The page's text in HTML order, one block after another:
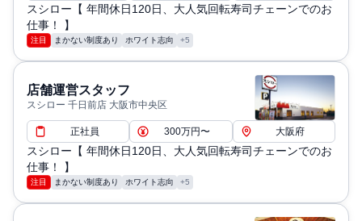
スシロー【 年間休日120日、大人気回転寿司チェーンでのお
仕事！ 】
注目 まかない制度あり ホワイト志向 +5
店舗運営スタッフ
スシロー 千日前店 大阪市中央区
正社員 300万円〜 大阪府
スシロー【 年間休日120日、大人気回転寿司チェーンでのお
仕事！ 】
注目 まかない制度あり ホワイト志向 +5